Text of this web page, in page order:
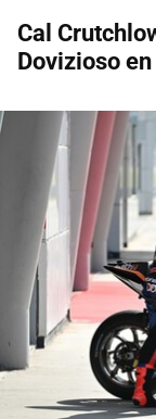
Cal
Dovizioso